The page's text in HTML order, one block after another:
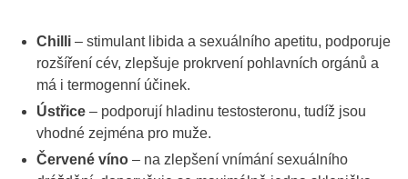
Chilli – stimulant libida a sexuálního apetitu, podporuje
rozšíření cév, zlepšuje prokrvení pohlavních orgánů a
má i termogenní účinek.
Ústřice – podporují hladinu testosteronu, tudíž jsou
vhodné zejména pro muže.
Červené víno – na zlepšení vnímání sexuálního